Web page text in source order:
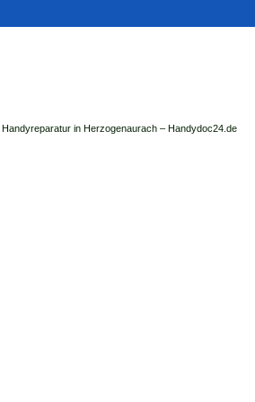
Handyreparatur in Herzogenaurach – Handydoc24.de